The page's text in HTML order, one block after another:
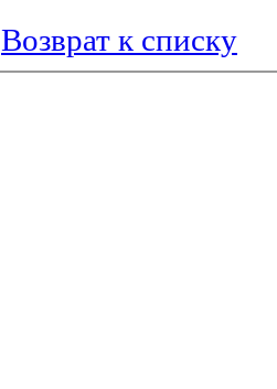
Возврат к списку